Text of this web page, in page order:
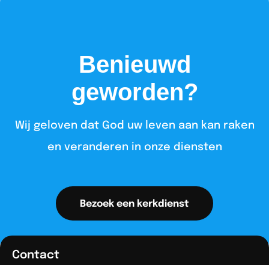
Benieuwd
geworden?
Wij geloven dat God uw leven aan kan raken
en veranderen in onze diensten​
Bezoek een kerkdienst
Contact